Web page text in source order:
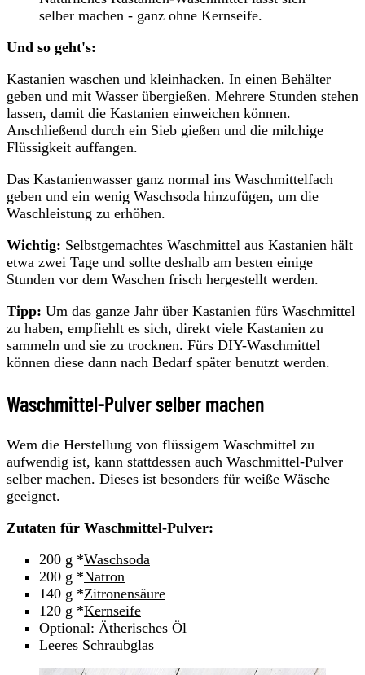
selber machen - ganz ohne Kernseife.
Und so geht's:
Kastanien waschen und kleinhacken. In einen Behälter
geben und mit Wasser übergießen. Mehrere Stunden stehen
lassen, damit die Kastanien einweichen können.
Anschließend durch ein Sieb gießen und die milchige
Flüssigkeit auffangen.
Das Kastanienwasser ganz normal ins Waschmittelfach
geben und ein wenig Waschsoda hinzufügen, um die
Waschleistung zu erhöhen.
Wichtig: Selbstgemachtes Waschmittel aus Kastanien hält
etwa zwei Tage und sollte deshalb am besten einige
Stunden vor dem Waschen frisch hergestellt werden.
Tipp: Um das ganze Jahr über Kastanien fürs Waschmittel
zu haben, empfiehlt es sich, direkt viele Kastanien zu
sammeln und sie zu trocknen. Fürs DIY-Waschmittel
können diese dann nach Bedarf später benutzt werden.
Waschmittel-Pulver selber machen
Wem die Herstellung von flüssigem Waschmittel zu
aufwendig ist, kann stattdessen auch Waschmittel-Pulver
selber machen. Dieses ist besonders für weiße Wäsche
geeignet.
Zutaten für Waschmittel-Pulver:
200 g *Waschsoda
200 g *Natron
140 g *Zitronensäure
120 g *Kernseife
Optional: Ätherisches Öl
Leeres Schraubglas